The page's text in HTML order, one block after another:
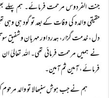
جنت الفردوس مرحمت فرمائے۔ ہم پہلے بھی
حقیقی والدہ کی وفات کے بعد تو گود ہی
دل، خدمت گزار، ہمدرد اور مہربان وشفیق
نے ہمیں مرحمت فرمائی تھی۔ اللہ تعالیٰ
فرمائے، آمین ثم آمین۔
ہم نے جب ہوش سنبھالا تو والد مرحوم